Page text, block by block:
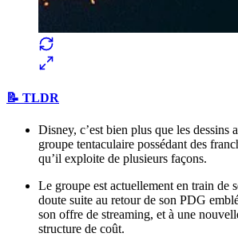
📝 TLDR
Disney, c’est bien plus que les dessins
groupe tentaculaire possédant des
qu’il exploite de plusieurs façons.
Le groupe est actuellement en train de
doute suite au retour de son PDG
son offre de streaming, et à une
structure de coût.